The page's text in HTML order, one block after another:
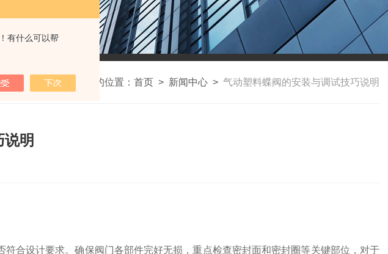
有什么可以帮
我的位置： 首页 > 新闻中心 > 气动塑料蝶阀的安装与调试技巧说明
明
符合设计要求。确保阀门各部件完好无损，重点检查密封面和密封圈等关键部位，对于